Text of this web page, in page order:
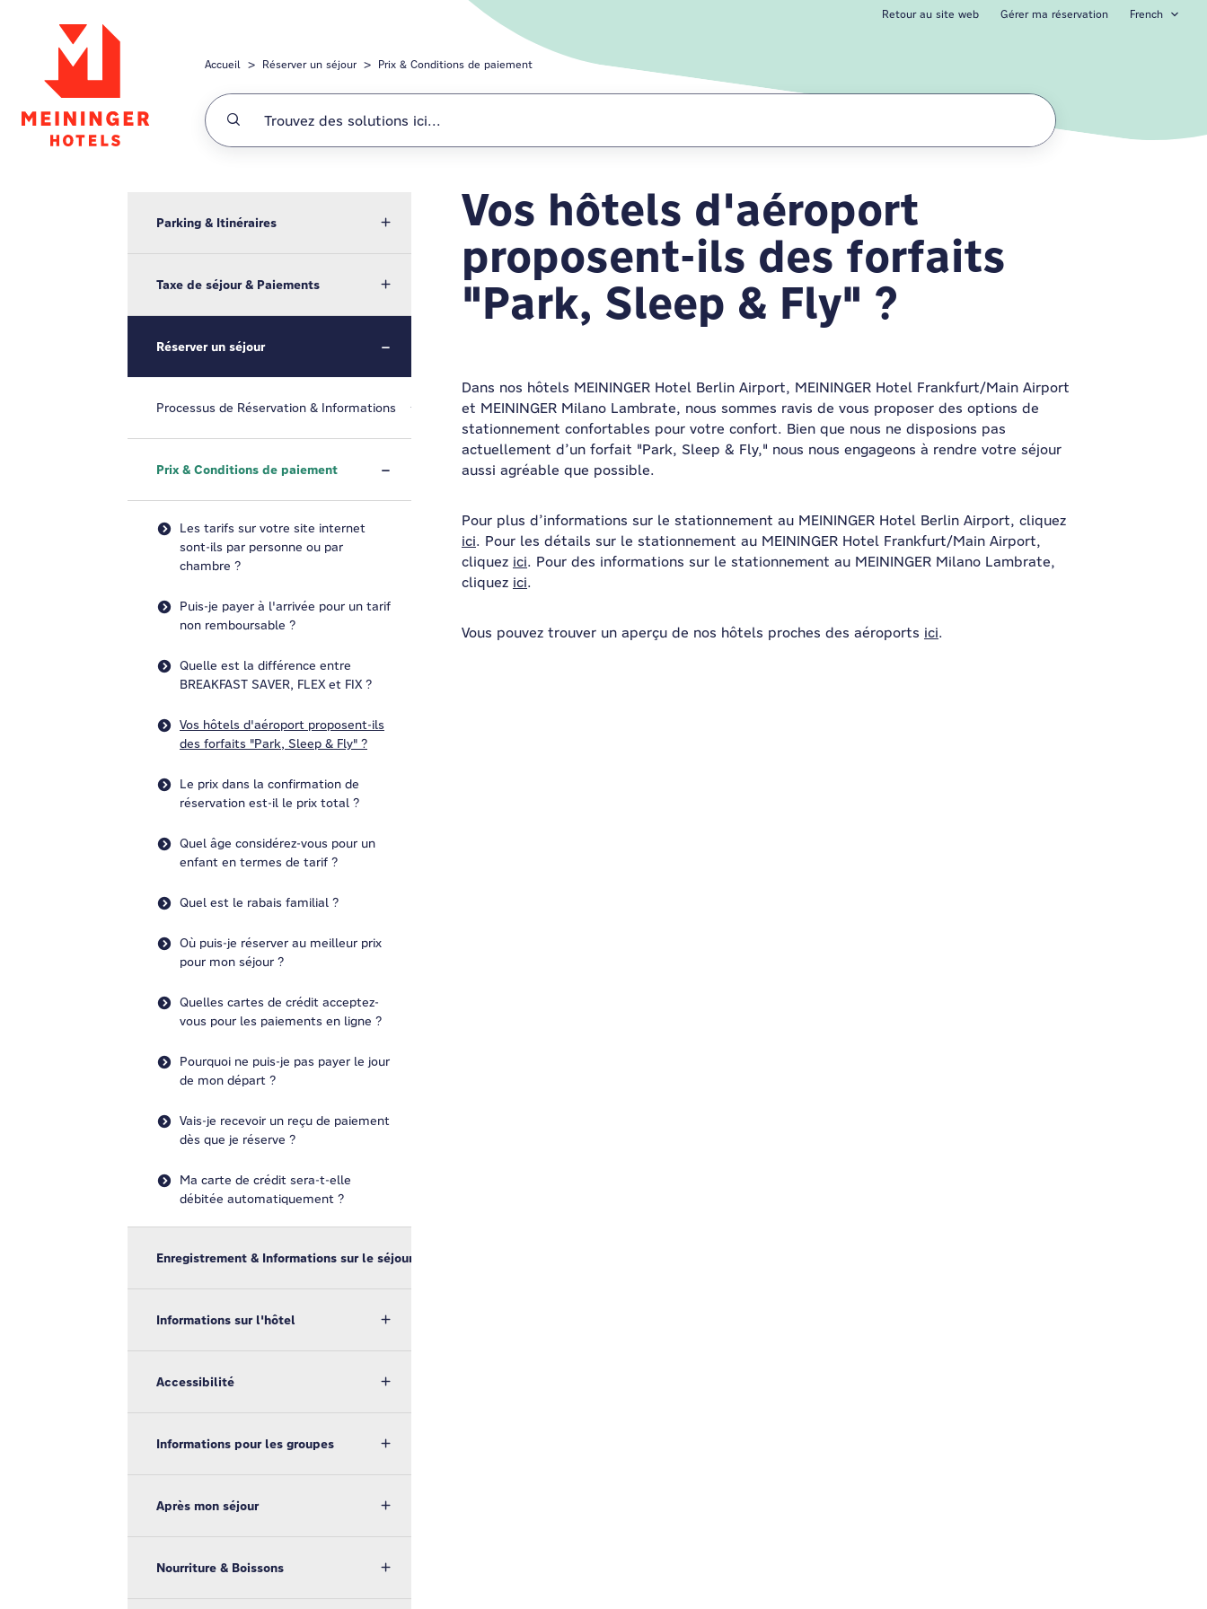
Retour au site web Gérer ma réservation French
Accueil Réserver un séjour Prix & Conditions de paiement
Prix & Conditions de paiement
Vos hôtels d'aéroport
proposent-ils des forfaits
"Park, Sleep & Fly" ?
Dans nos hôtels MEININGER Hotel Berlin Airport, MEININGER Hotel Frankfurt/Main Airport
et MEININGER Milano Lambrate, nous sommes ravis de vous proposer des options de
stationnement confortables pour votre confort. Bien que nous ne disposions pas
actuellement d’un forfait "Park, Sleep & Fly," nous nous engageons à rendre votre séjour
aussi agréable que possible.
Pour plus d’informations sur le stationnement au MEININGER Hotel Berlin Airport, cliquez
ici. Pour les détails sur le stationnement au MEININGER Hotel Frankfurt/Main Airport,
cliquez ici. Pour des informations sur le stationnement au MEININGER Milano Lambrate,
cliquez ici.
Vous pouvez trouver un aperçu de nos hôtels proches des aéroports ici.
Parking & Itinéraires
Taxe de séjour & Paiements
Réserver un séjour
Processus de Réservation & Informations
Prix & Conditions de paiement
Les tarifs sur votre site internet
sont-ils par personne ou par
chambre ?
Puis-je payer à l'arrivée pour un tarif
non remboursable ?
Quelle est la différence entre
BREAKFAST SAVER, FLEX et FIX ?
Vos hôtels d'aéroport proposent-ils
des forfaits "Park, Sleep & Fly" ?
Le prix dans la confirmation de
réservation est-il le prix total ?
Quel âge considérez-vous pour un
enfant en termes de tarif ?
Quel est le rabais familial ?
Où puis-je réserver au meilleur prix
pour mon séjour ?
Quelles cartes de crédit acceptez-
vous pour les paiements en ligne ?
Pourquoi ne puis-je pas payer le jour
de mon départ ?
Vais-je recevoir un reçu de paiement
dès que je réserve ?
Ma carte de crédit sera-t-elle
débitée automatiquement ?
Enregistrement & Informations sur le séjour
Informations sur l'hôtel
Accessibilité
Informations pour les groupes
Après mon séjour
Nourriture & Boissons